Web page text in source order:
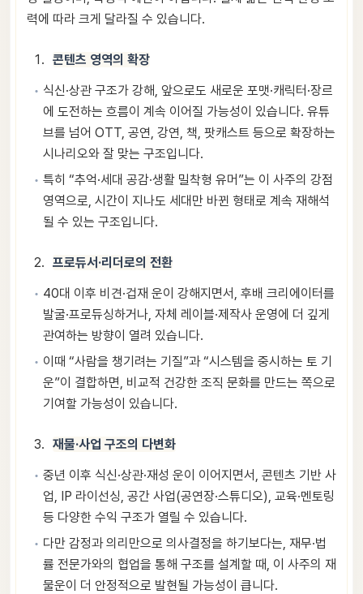
력에 따라 크게 달라질 수 있습니다.
콘텐츠 영역의 확장
식신·상관 구조가 강해, 앞으로도 새로운 포맷·캐릭터·장르
에 도전하는 흐름이 계속 이어질 가능성이 있습니다. 유튜
브를 넘어 OTT, 공연, 강연, 책, 팟캐스트 등으로 확장하는
시나리오와 잘 맞는 구조입니다.
특히 “추억·세대 공감·생활 밀착형 유머”는 이 사주의 강점
영역으로, 시간이 지나도 세대만 바뀐 형태로 계속 재해석
될 수 있는 구조입니다.
프로듀서·리더로의 전환
40대 이후 비견·겁재 운이 강해지면서, 후배 크리에이터를
발굴·프로듀싱하거나, 자체 레이블·제작사 운영에 더 깊게
관여하는 방향이 열려 있습니다.
이때 “사람을 챙기려는 기질”과 “시스템을 중시하는 토 기
운”이 결합하면, 비교적 건강한 조직 문화를 만드는 쪽으로
기여할 가능성이 있습니다.
재물·사업 구조의 다변화
중년 이후 식신·상관·재성 운이 이어지면서, 콘텐츠 기반 사
업, IP 라이선싱, 공간 사업(공연장·스튜디오), 교육·멘토링
등 다양한 수익 구조가 열릴 수 있습니다.
다만 감정과 의리만으로 의사결정을 하기보다는, 재무·법
률 전문가와의 협업을 통해 구조를 설계할 때, 이 사주의 재
물운이 더 안정적으로 발현될 가능성이 큽니다.